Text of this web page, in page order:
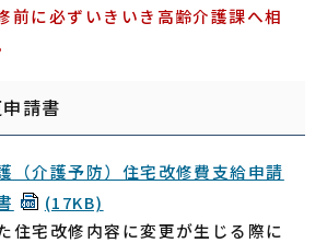
前に必ずいきいき高齢介護課へ相
請書
（介護予防）住宅改修費支給申請
(17KB)
住宅改修内容に変更が生じる際に